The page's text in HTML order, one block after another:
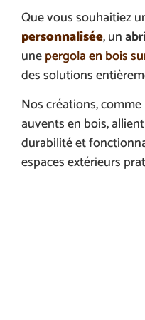
Que vous souhaitiez
personnalisée, un
unepergola en bois
des solutions
Nos créations, comme
auvents en bois,
durabilité et
espaces extérieurs